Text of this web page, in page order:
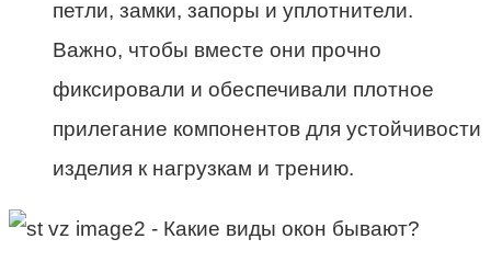
петли, замки, запоры и уплотнители.
Важно, чтобы вместе они прочно
фиксировали и обеспечивали плотное
прилегание компонентов для устойчивости
изделия к нагрузкам и трению.